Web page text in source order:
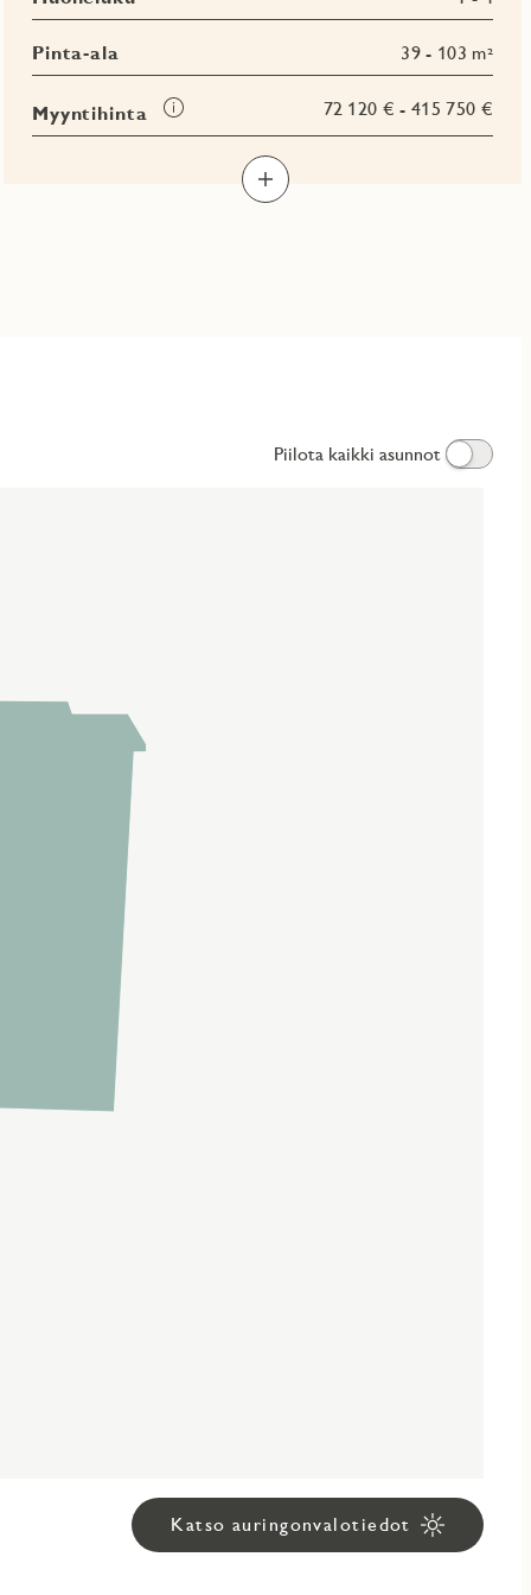
Pinta-ala 39 - 103 m²
Myyntihinta
Tooltip 72 120 € - 415 750 €
Piilota kaikki asunnot
Katso auringonvalotiedot